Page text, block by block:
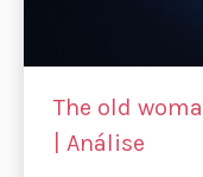
The old
| Análise